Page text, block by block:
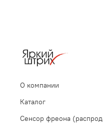
О компании
Каталог
Сенсор фреона